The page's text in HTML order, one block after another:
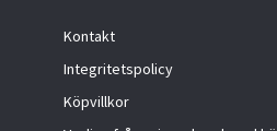
Kontakt
Integritetspolicy
Köpvillkor